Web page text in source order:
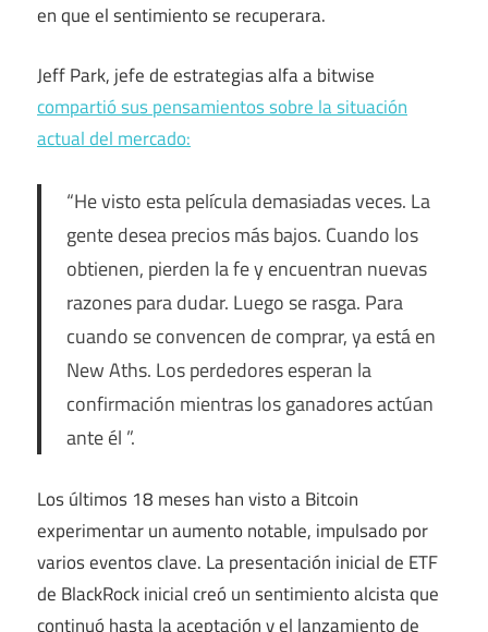
en que el sentimiento se recuperara.
Jeff Park, jefe de estrategias alfa a bitwise
compartió sus pensamientos sobre la situación
actual del mercado:
“He visto esta película demasiadas veces. La
gente desea precios más bajos. Cuando los
obtienen, pierden la fe y encuentran nuevas
razones para dudar. Luego se rasga. Para
cuando se convencen de comprar, ya está en
New Aths. Los perdedores esperan la
confirmación mientras los ganadores actúan
ante él ”.
Los últimos 18 meses han visto a Bitcoin
experimentar un aumento notable, impulsado por
varios eventos clave. La presentación inicial de ETF
de BlackRock inicial creó un sentimiento alcista que
continuó hasta la aceptación y el lanzamiento de